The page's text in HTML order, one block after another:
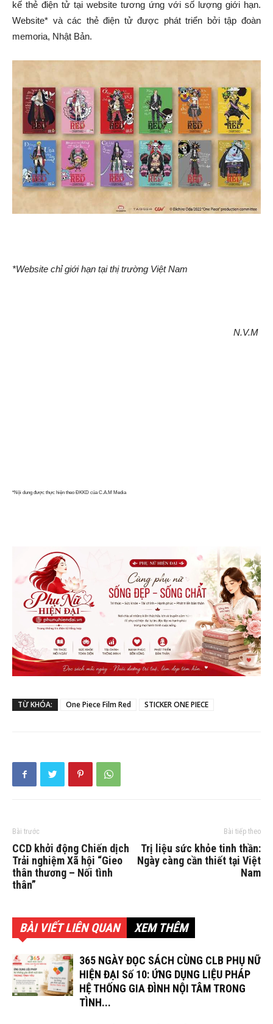
kế thẻ điện tử tại website tương ứng với số lượng giới hạn.
Website* và các thẻ điện tử được phát triển bởi tập đoàn
memoria, Nhật Bản.
*Website chỉ giới hạn tại thị trường Việt Nam
N.V.M
*Nội dung được thực hiện theo ĐKKD của C.A.M Media
TỪ KHÓA: One Piece Film Red STICKER ONE PIECE
Bài trước
CCD khởi động Chiến dịch
Trải nghiệm Xã hội “Gieo
thân thương – Nối tình
thân”
Bài tiếp theo
Trị liệu sức khỏe tinh thần:
Ngày càng cần thiết tại Việt
Nam
BÀI VIẾT LIÊN QUAN XEM THÊM
365 NGÀY ĐỌC SÁCH CÙNG CLB PHỤ NỮ
HIỆN ĐẠI Số 10: ỨNG DỤNG LIỆU PHÁP
HỆ THỐNG GIA ĐÌNH NỘI TÂM TRONG
TÌNH...